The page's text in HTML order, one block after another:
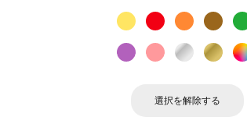
選択を解除する